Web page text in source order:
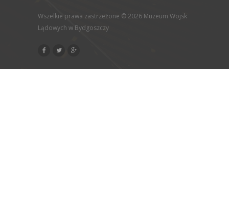
Wszelkie prawa zastrzeżone © 2026 Muzeum Wojsk
Lądowych w Bydgoszczy